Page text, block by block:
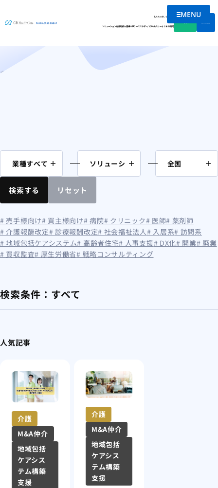
メニュー
MENU
私たちの想い会社情報
ソリューション支援実績お客様の声ケーススタディコラムセミナーよくある質問
コラム
ホーム ページ 4
検索する リセット
# 売手様向け# 買主様向け# 病院# クリニック# 医師# 薬剤師
# 介護報酬改定# 診療報酬改定# 社会福祉法人# 入居系# 訪問系
# 地域包括ケアシステム# 高齢者住宅# 人事支援# DX化# 開業# 廃業
# 買収監査# 厚生労働省# 戦略コンサルティング
検索条件： すべて
人気記事
介護
M&A仲介
地域包括
ケアシス
テム構築
支援
介護
M&A仲介
地域包括
ケアシス
テム構築
支援